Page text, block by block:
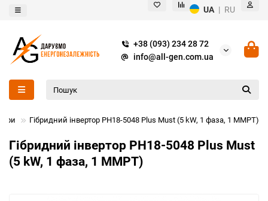
UA | RU
+38 (093) 234 28 72
info@all-gen.com.ua
Гібридний інвертор PH18-5048 Plus Must (5 kW, 1 фаза, 1 MMPT)
Гібридний інвертор PH18-5048 Plus Must
(5 kW, 1 фаза, 1 MMPT)